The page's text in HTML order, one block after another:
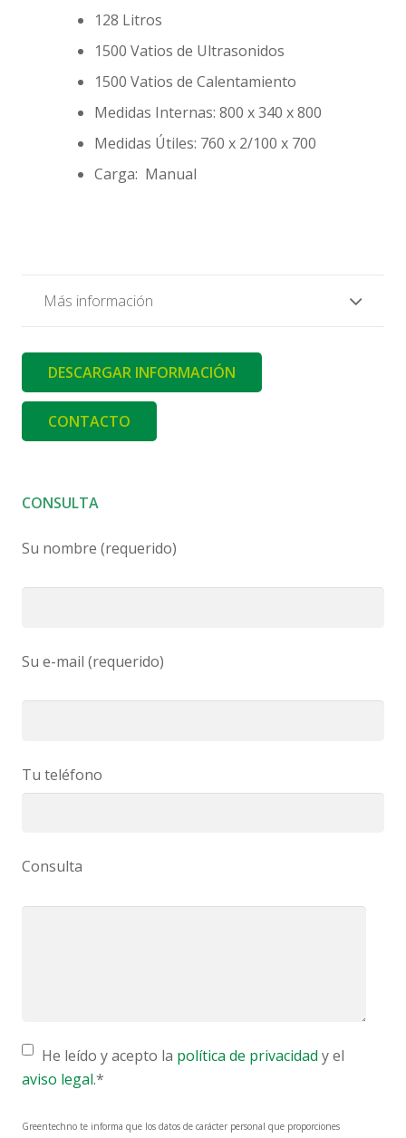
128 Litros
1500 Vatios de Ultrasonidos
1500 Vatios de Calentamiento
Medidas Internas: 800 x 340 x 800
Medidas Útiles: 760 x 2/100 x 700
Carga: Manual
Más información
DESCARGAR INFORMACIÓN
CONTACTO
CONSULTA
Su nombre (requerido)
Su e-mail (requerido)
Tu teléfono
Consulta
He leído y acepto la política de privacidad y el
aviso legal.*
Greentechno te informa que los datos de carácter personal que proporciones